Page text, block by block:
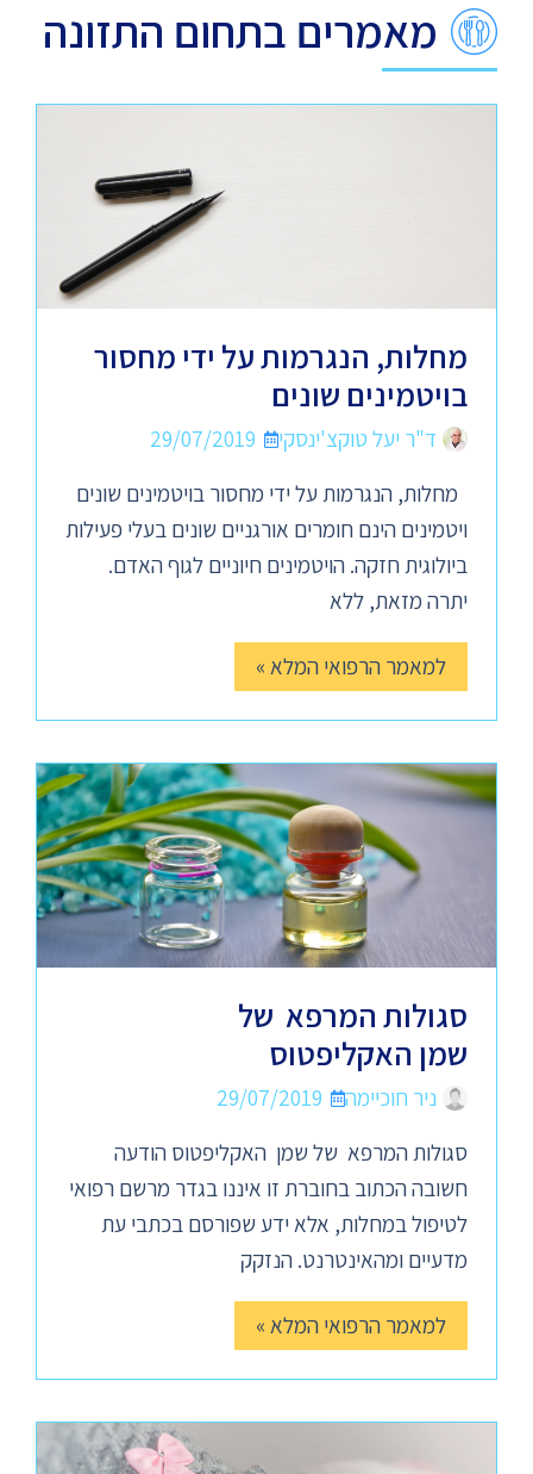
מאמרים בתחום התזונה
מחלות, הנגרמות על ידי מחסור
בויטמינים שונים
ד"ר יעל טוקצ'ינסקי
29/07/2019
מחלות, הנגרמות על ידי מחסור בויטמינים שונים
ויטמינים הינם חומרים אורגניים שונים בעלי פעילות
ביולוגית חזקה. הויטמינים חיוניים לגוף האדם.
יתרה מזאת, ללא
למאמר הרפואי המלא »
סגולות המרפא של
שמן האקליפטוס
ניר חוכיימה
29/07/2019
סגולות המרפא של שמן האקליפטוס הודעה
חשובה הכתוב בחוברת זו איננו בגדר מרשם רפואי
לטיפול במחלות, אלא ידע שפורסם בכתבי עת
מדעיים ומהאינטרנט. הנזקק
למאמר הרפואי המלא »